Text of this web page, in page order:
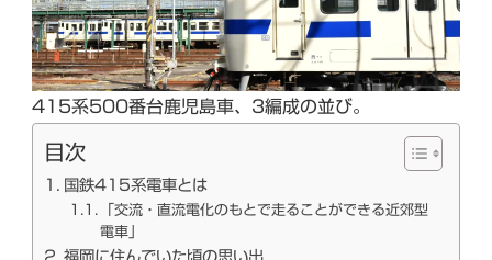
415系500番台鹿児島車、3編成の並び。
目次
国鉄415系電車とは
「交流・直流電化のもとで走ることができる近郊型
電車」
福岡に住んでいた頃の思い出